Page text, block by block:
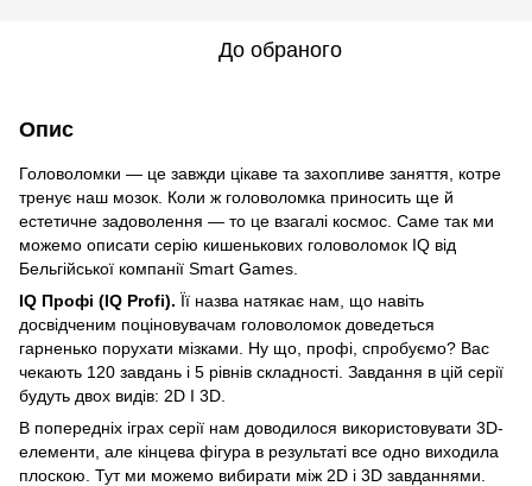
До обраного
Опис
Головоломки — це завжди цікаве та захопливе заняття, котре
тренує наш мозок. Коли ж головоломка приносить ще й
естетичне задоволення — то це взагалі космос. Саме так ми
можемо описати серію кишенькових головоломок IQ від
Бельгійської компанії Smart Games.
IQ Профі (IQ Profi). Її назва натякає нам, що навіть
досвідченим поціновувачам головоломок доведеться
гарненько порухати мізками. Ну що, профі, спробуємо? Вас
чекають 120 завдань і 5 рівнів складності. Завдання в цій серії
будуть двох видів: 2D І 3D.
В попередніх іграх серії нам доводилося використовувати 3D-
елементи, але кінцева фігура в результаті все одно виходила
плоскою. Тут ми можемо вибирати між 2D і 3D завданнями.